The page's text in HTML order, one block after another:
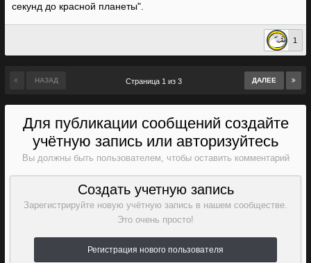
секунд до красной планеты".
1
НАЗАД ДАЛЕЕ
Страница 1 из 3
Для публикации сообщений создайте
учётную запись или авторизуйтесь
Вы должны быть пользователем, чтобы оставить комментарий
Создать учетную запись
Зарегистрируйте новую учётную запись в нашем сообществе.
Это очень просто!
Регистрация нового пользователя